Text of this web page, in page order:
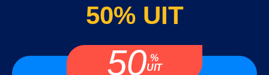
50% UIT
50 %
UIT